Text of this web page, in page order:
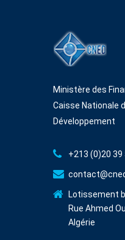
Ministère des
Caisse Nationale
Développement
+213 (0)20 39
Lotissement
Rue Ahmed
Algérie